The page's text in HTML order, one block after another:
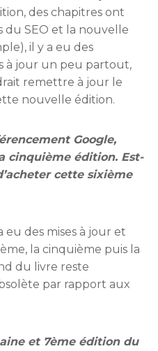
des chapitres ont
du SEO et la nouvelle
il y a eu des
à jour un peu partout,
remettre à jour le
nouvelle édition.
Google,
cinquième édition. Est-
cette sixième
eu des mises à jour et
la cinquième puis la
du livre reste
par rapport aux
et 7ème édition du